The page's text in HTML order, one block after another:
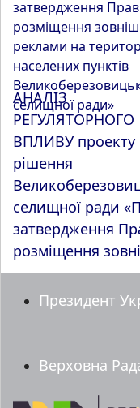
АНАЛІЗ
РЕГУЛЯТОРНОГО
ВПЛИВУ проекту
рішення
селищної ради
затвердження
розміщення
Президент
Верховна